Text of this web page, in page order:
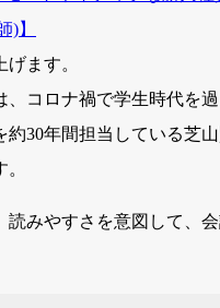
)】
げます。
、コロナ禍で学生時代を
約30年間担当している芝
みやすさを意図して、